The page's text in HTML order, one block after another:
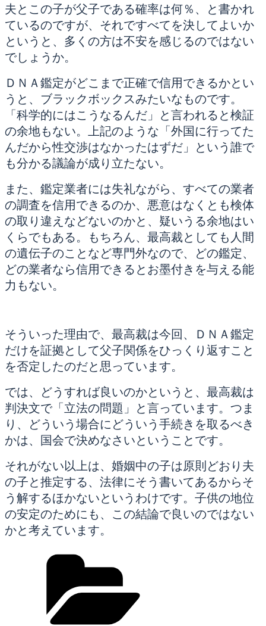
夫とこの子が父子である確率は何％、と書かれ
ているのですが、それですべてを決してよいか
というと、多くの方は不安を感じるのではない
でしょうか。
ＤＮＡ鑑定がどこまで正確で信用できるかとい
うと、ブラックボックスみたいなものです。
「科学的にはこうなるんだ」と言われると検証
の余地もない。上記のような「外国に行ってた
んだから性交渉はなかったはずだ」という誰で
も分かる議論が成り立たない。
また、鑑定業者には失礼ながら、すべての業者
の調査を信用できるのか、悪意はなくとも検体
の取り違えなどないのかと、疑いうる余地はい
くらでもある。もちろん、最高裁としても人間
の遺伝子のことなど専門外なので、どの鑑定、
どの業者なら信用できるとお墨付きを与える能
力もない。
そういった理由で、最高裁は今回、ＤＮＡ鑑定
だけを証拠として父子関係をひっくり返すこと
を否定したのだと思っています。
では、どうすれば良いのかというと、最高裁は
判決文で「立法の問題」と言っています。つま
り、どういう場合にどういう手続きを取るべき
かは、国会で決めなさいということです。
それがない以上は、婚姻中の子は原則どおり夫
の子と推定する、法律にそう書いてあるからそ
う解するほかないというわけです。子供の地位
の安定のためにも、この結論で良いのではない
かと考えています。